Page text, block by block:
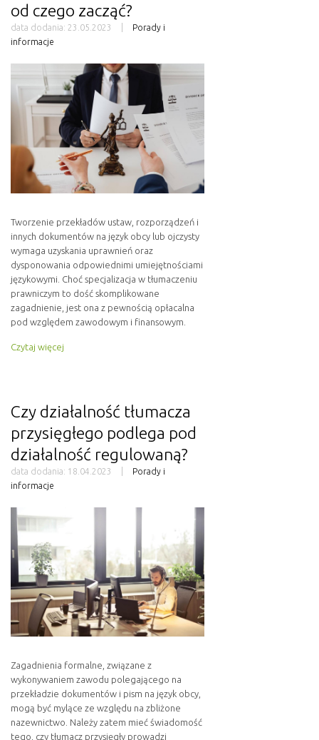
od czego zacząć?
data dodania: 23.05.2023
Porady i
informacje
Tworzenie przekładów ustaw, rozporządzeń i
innych dokumentów na język obcy lub ojczysty
wymaga uzyskania uprawnień oraz
dysponowania odpowiednimi umiejętnościami
językowymi. Choć specjalizacja w tłumaczeniu
prawniczym to dość skomplikowane
zagadnienie, jest ona z pewnością opłacalna
pod względem zawodowym i finansowym.
Czytaj więcej
Czy działalność tłumacza
przysięgłego podlega pod
działalność regulowaną?
data dodania: 18.04.2023
Porady i
informacje
Zagadnienia formalne, związane z
wykonywaniem zawodu polegającego na
przekładzie dokumentów i pism na język obcy,
mogą być mylące ze względu na zbliżone
nazewnictwo. Należy zatem mieć świadomość
tego, czy tłumacz przysięgły prowadzi